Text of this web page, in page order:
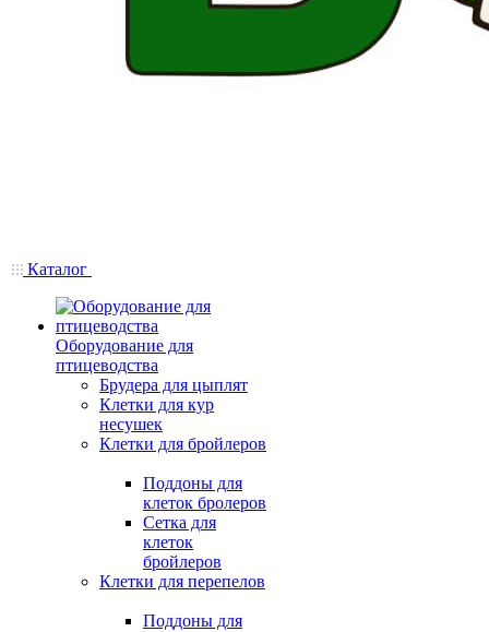
Каталог
Оборудование для
птицеводства
Брудера для цыплят
Клетки для кур
несушек
Клетки для бройлеров
Поддоны для
клеток бролеров
Сетка для
клеток
бройлеров
Клетки для перепелов
Поддоны для